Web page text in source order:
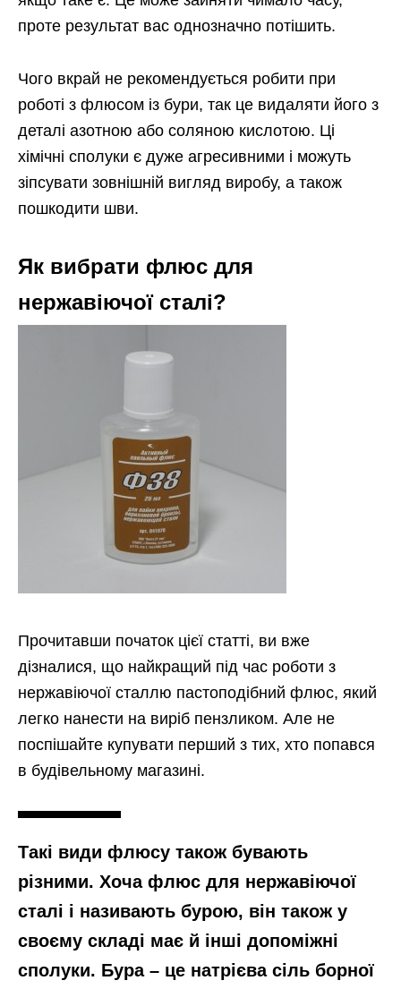
проте результат вас однозначно потішить.
Чого вкрай не рекомендується робити при
роботі з флюсом із бури, так це видаляти його з
деталі азотною або соляною кислотою. Ці
хімічні сполуки є дуже агресивними і можуть
зіпсувати зовнішній вигляд виробу, а також
пошкодити шви.
Як вибрати флюс для
нержавіючої сталі?
Прочитавши початок цієї статті, ви вже
дізналися, що найкращий під час роботи з
нержавіючої сталлю пастоподібний флюс, який
легко нанести на виріб пензликом. Але не
поспішайте купувати перший з тих, хто попався
в будівельному магазині.
Такі види флюсу також бувають
різними. Хоча флюс для нержавіючої
сталі і називають бурою, він також у
своєму складі має й інші допоміжні
сполуки. Бура – це натрієва сіль борної